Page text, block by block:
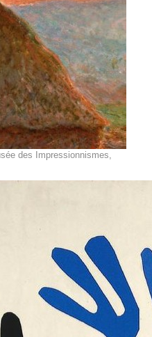
des Impressionnismes,